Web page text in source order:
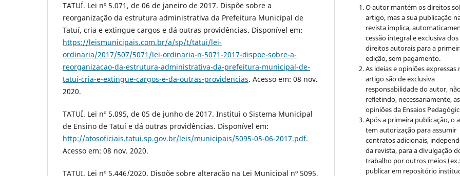
TATUÍ. Lei nº 5.071, de 06 de janeiro de 2017. Dispõe sobre a
reorganização da estrutura administrativa da Prefeitura Municipal de
Tatuí, cria e extingue cargos e dá outras providências. Disponível em:
https://leismunicipais.com.br/a/sp/t/tatui/lei-
ordinaria/2017/507/5071/lei-ordinaria-n-5071-2017-dispoe-sobre-a-
reorganizacao-da-estrutura-administrativa-da-prefeitura-municipal-de-
tatui-cria-e-extingue-cargos-e-da-outras-providencias. Acesso em: 08 nov.
2020.
TATUÍ. Lei nº 5.095, de 05 de junho de 2017. Institui o Sistema Municipal
de Ensino de Tatuí e dá outras providências. Disponível em:
http://atosoficiais.tatui.sp.gov.br/leis/municipais/5095-05-06-2017.pdf.
Acesso em: 08 nov. 2020.
TATUI. Lei nº 5.446/2020. Dispõe sobre alteração na Lei Municipal nº 5095,
O autor mantém os direitos
artigo, mas a sua publicação
revista implica,
cessão integral e exclusiva dos
direitos autorais para a
edição, sem pagamento.
As ideias e opiniões expressas
artigo são de exclusiva
responsabilidade do autor,
refletindo, necessariamente, as
opiniões da Ensaios
Após a primeira publicação, o
tem autorização para assumir
contratos adicionais,
da revista, para a divulgação
trabalho por outros meios (ex.:
publicar em repositório